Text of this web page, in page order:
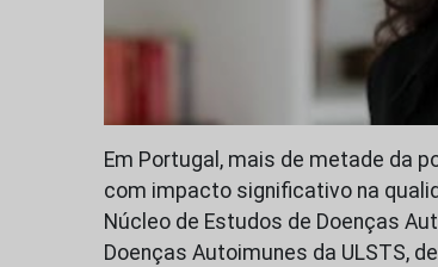
Em Portugal, mais de metade da
com impacto significativo na
Núcleo de Estudos de Doenças
Doenças Autoimunes da ULSTS,